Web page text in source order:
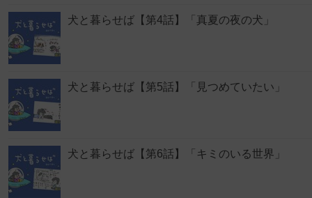
犬と暮らせば【第4話】「真夏の夜の犬」
犬と暮らせば【第5話】「見つめていたい」
犬と暮らせば【第6話】「キミのいる世界」